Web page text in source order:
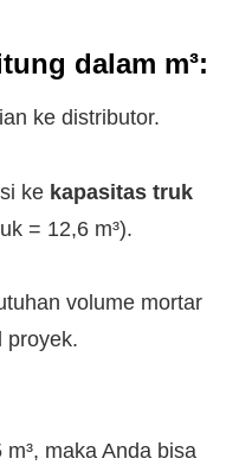
dalam m³:
ke distributor.
ke kapasitas truk
= 12,6 m³).
volume mortar
proyek.
maka Anda bisa